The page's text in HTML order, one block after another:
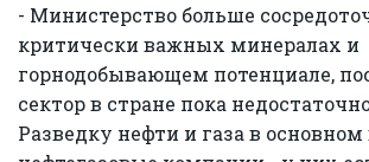
- Министерство больше
критически важных минералах и
горнодобывающем потенциале,
сектор в стране пока
Разведку нефти и газа в